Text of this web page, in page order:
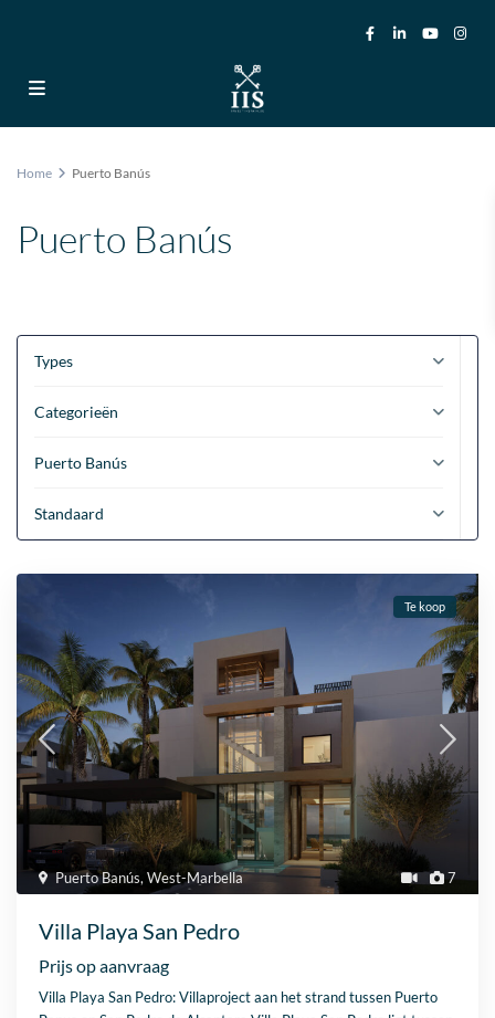
Home Puerto Banús
Puerto Banús
Types
Categorieën
Puerto Banús
Standaard
7
Puerto Banús,West-Marbella
Te koop
Villa Playa San Pedro
Prijs op aanvraag
Villa Playa San Pedro: Villaproject aan het strand tussen Puerto